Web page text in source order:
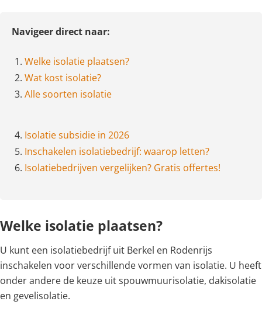
Navigeer direct naar:
1. Welke isolatie plaatsen?
2. Wat kost isolatie?
3. Alle soorten isolatie
4. Isolatie subsidie in 2026
5. Inschakelen isolatiebedrijf: waarop letten?
6. Isolatiebedrijven vergelijken? Gratis offertes!
Welke isolatie plaatsen?
U kunt een isolatiebedrijf uit Berkel en Rodenrijs
inschakelen voor verschillende vormen van isolatie. U heeft
onder andere de keuze uit spouwmuurisolatie, dakisolatie
en gevelisolatie.